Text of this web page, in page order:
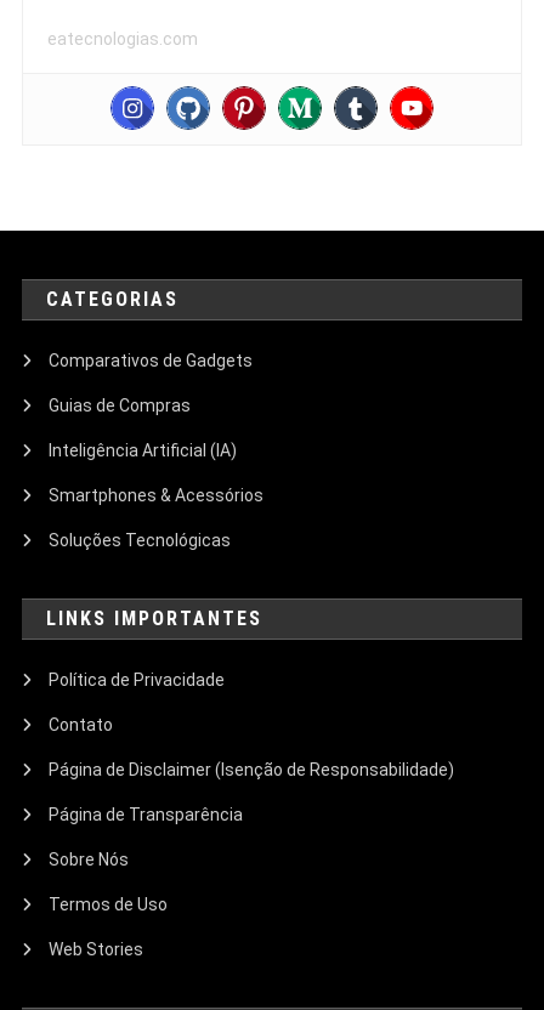
eatecnologias.com
CATEGORIAS
Comparativos de Gadgets
Guias de Compras
Inteligência Artificial (IA)
Smartphones & Acessórios
Soluções Tecnológicas
LINKS IMPORTANTES
Política de Privacidade
Contato
Página de Disclaimer (Isenção de Responsabilidade)
Página de Transparência
Sobre Nós
Termos de Uso
Web Stories